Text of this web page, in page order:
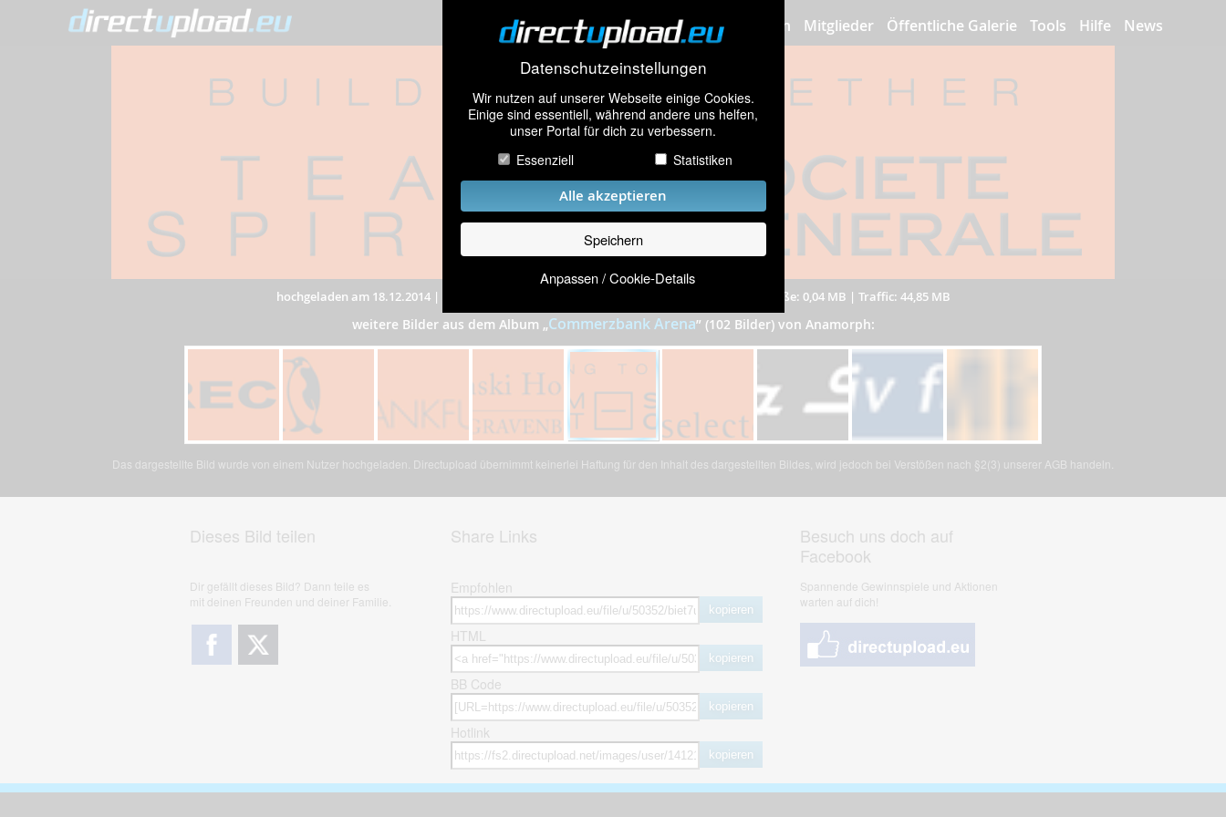
Datenschutzeinstellungen
Wir nutzen auf unserer Webseite einige Cookies.
Einige sind essentiell, während andere uns helfen,
unser Portal für dich zu verbessern.
Essenziell
Statistiken
Alle akzeptieren
Speichern
Anpassen / Cookie-Details
Bilder hochladen Mitglieder Öffentliche Galerie Tools Hilfe News
hochgeladen am 18.12.2014| Dateigröße: 0,04 MB | Traffic: 44,85 MB
weitere Bilder aus dem Album „Commerzbank Arena” (102 Bilder) von Anamorph:
Das dargestellte Bild wurde von einem Nutzer hochgeladen. Directupload übernimmt keinerlei Haftung für den Inhalt des dargestellten Bildes, wird jedoch bei Verstößen nach §2(3) unserer AGB handeln.
Dieses Bild teilen
Dir gefällt dieses Bild? Dann teile es
mit deinen Freunden und deiner Familie.
Share Links
Empfohlen
kopieren
HTML
kopieren
BB Code
kopieren
Hotlink
kopieren
Besuch uns doch auf
Facebook
Spannende Gewinnspiele und Aktionen
warten auf dich!